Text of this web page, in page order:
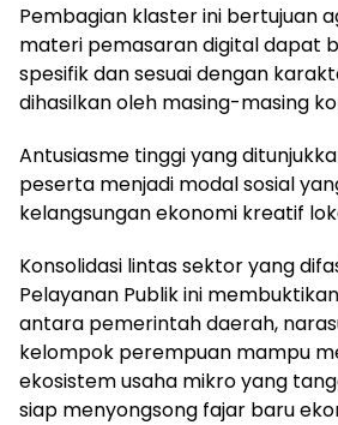
Pembagian klaster ini bertujuan
materi pemasaran digital dapat
spesifik dan sesuai dengan
dihasilkan oleh masing-masing
Antusiasme tinggi yang
peserta menjadi modal sosial
kelangsungan ekonomi kreatif
Konsolidasi lintas sektor yang
Pelayanan Publik ini
antara pemerintah daerah,
kelompok perempuan mampu
ekosistem usaha mikro yang
siap menyongsong fajar baru